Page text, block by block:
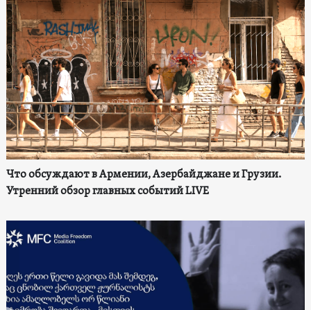
Что обсуждают в Армении, Азербайджане и Грузии.
Утренний обзор главных событий LIVE